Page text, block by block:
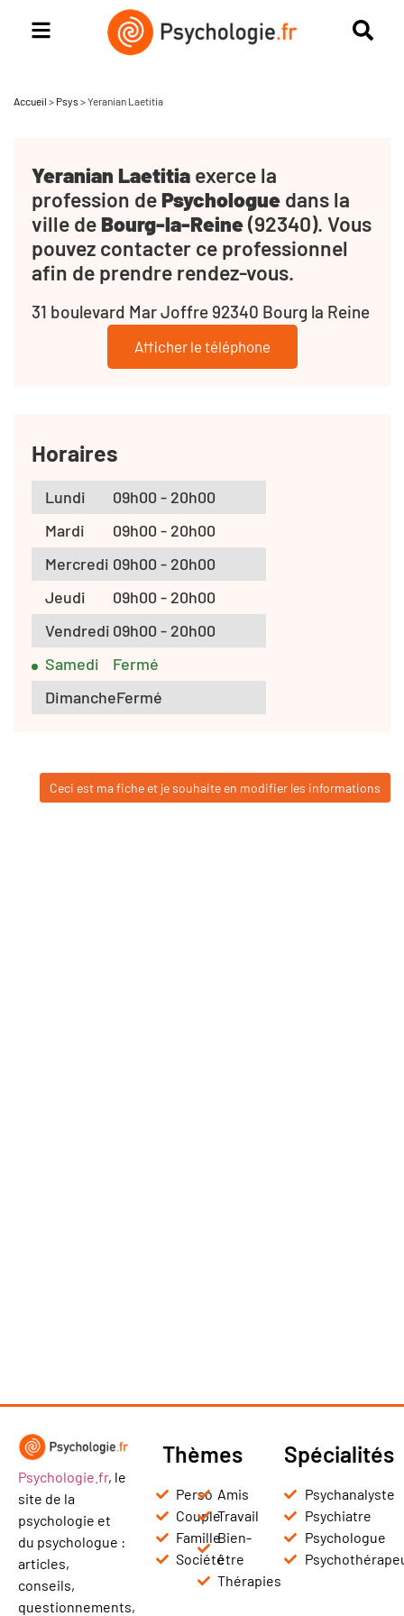
Accueil > Psys >Yeranian Laetitia
Yeranian Laetitia exerce la
profession dePsychologue dans la
ville de Bourg-la-Reine(92340). Vous
pouvez contacter ce professionnel
afin de prendre rendez-vous.
31 boulevard Mar Joffre 92340 Bourg la Reine
Afficher le téléphone
Horaires
Lundi
09h00 - 20h00
Mardi
09h00 - 20h00
Mercredi 09h00 - 20h00
Jeudi
09h00 - 20h00
Vendredi 09h00 - 20h00
Samedi
Fermé
DimancheFermé
Ceci est ma fiche et je souhaite en modifier les informations
Psychologie.fr, le
site de la
psychologie et
du psychologue :
articles,
conseils,
questionnements,
Thèmes
Perso
Couple
Famille
Société
Amis
Travail
Bien-
être
Thérapies
Spécialités
Psychanalyste
Psychiatre
Psychologue